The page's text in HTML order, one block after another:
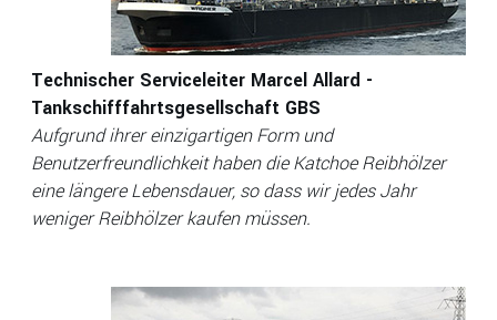
Technischer Serviceleiter Marcel Allard -
Tankschifffahrtsgesellschaft GBS
Aufgrund ihrer einzigartigen Form und
Benutzerfreundlichkeit haben die Katchoe Reibhölzer
eine längere Lebensdauer, so dass wir jedes Jahr
weniger Reibhölzer kaufen müssen.